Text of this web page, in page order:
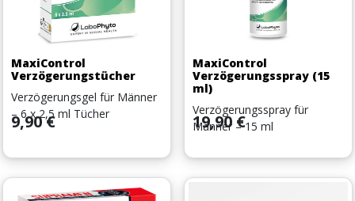
MaxiControl
Verzögerungstücher
Verzögerungsgel für Männer
– 6 x 2,5 ml Tücher
Preis
9,90 €
MaxiControl
Verzögerungsspray (15
ml)
Verzögerungsspray für
Männer – 15 ml
Preis
19,90 €